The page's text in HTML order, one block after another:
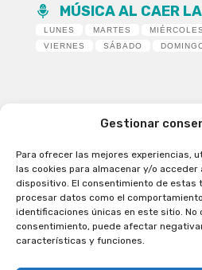
Gestionar
Para ofrecer las mejores experiencias,
las cookies para almacenar y/o acceder
dispositivo. El consentimiento de estas
procesar datos como el
identificaciones únicas en este sitio. No
consentimiento, puede afectar
características y funciones.
MÚSICA AL CAER
LUNES MARTES MIÉRCOLES
VIERNES
SÁBADO
Patagual Radio Digital 2026 -
reservados
la Radio de Verdad
Cobertura
Programación